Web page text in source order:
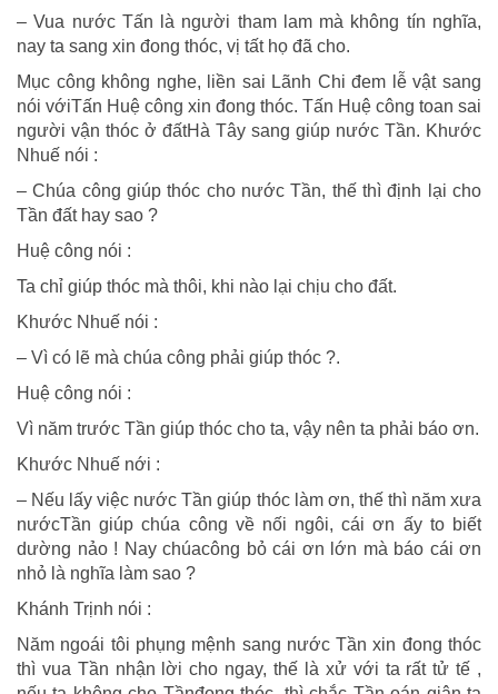
– Vua nước Tấn là người tham lam mà không tín nghĩa,
nay ta sang xin đong thóc, vị tất họ đã cho.
Mục công không nghe, liền sai Lãnh Chi đem lễ vật sang
nói vớiTấn Huệ công xin đong thóc. Tấn Huệ công toan sai
người vận thóc ở đấtHà Tây sang giúp nước Tần. Khước
Nhuế nói :
– Chúa công giúp thóc cho nước Tần, thế thì định lại cho
Tần đất hay sao ?
Huệ công nói :
Ta chỉ giúp thóc mà thôi, khi nào lại chịu cho đất.
Khước Nhuế nói :
– Vì có lẽ mà chúa công phải giúp thóc ?.
Huệ công nói :
Vì năm trước Tần giúp thóc cho ta, vậy nên ta phải báo ơn.
Khước Nhuế nới :
– Nếu lấy việc nước Tần giúp thóc làm ơn, thế thì năm xưa
nướcTần giúp chúa công về nối ngôi, cái ơn ấy to biết
dường nảo ! Nay chúacông bỏ cái ơn lớn mà báo cái ơn
nhỏ là nghĩa làm sao ?
Khánh Trịnh nói :
Năm ngoái tôi phụng mệnh sang nước Tần xin đong thóc
thì vua Tần nhận lời cho ngay, thế là xử với ta rất tử tế ,